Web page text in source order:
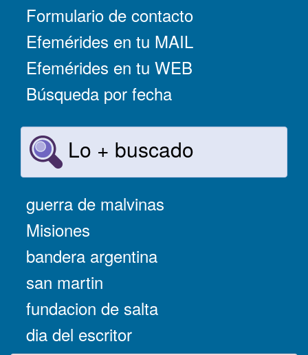
Formulario de contacto
Efemérides en tu MAIL
Efemérides en tu WEB
Búsqueda por fecha
Lo + buscado
guerra de malvinas
Misiones
bandera argentina
san martin
fundacion de salta
dia del escritor